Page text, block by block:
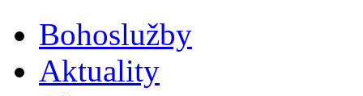
Bohoslužby
Aktuality